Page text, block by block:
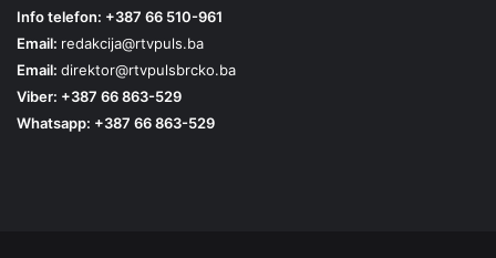
Info telefon: +387 66 510-961
Email: redakcija@rtvpuls.ba
Email: direktor@rtvpulsbrcko.ba
Viber: +387 66 863-529
Whatsapp: +387 66 863-529